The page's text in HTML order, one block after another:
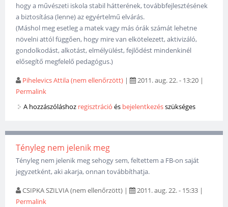
hogy a művészeti iskola stabil hátterének, továbbfejlesztésének
a biztosítása (lenne) az egyértelmű elvárás.
(Máshol meg esetleg a matek vagy más órák számát lehetne
növelni attól függően, hogy mire van elkötelezett, aktivizáló,
gondolkodást, alkotást, elmélyülést, fejlődést mindenkinél
elősegítő megfelelő pedagógus.)
Pihelevics Attila (nem ellenőrzött) | 2011. aug. 22. - 13:20 |
Permalink
A hozzászóláshoz regisztráció és bejelentkezésszükséges
Tényleg nem jelenik meg
Tényleg nem jelenik meg sehogy sem, feltettem a FB-on saját
jegyzetként, aki akarja, onnan továbbíthatja.
CSIPKA SZILVIA (nem ellenőrzött) | 2011. aug. 22. - 15:33 |
Permalink